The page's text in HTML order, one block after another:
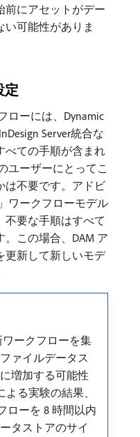
前にアセットがデー
い可能性がありま
定
ローには、Dynamic
Server統合な
べての手順が含まれ
ユーザーにとってこ
は不要です。アドビ
ワークフローモデル
不要な手順はすべて
この場合、DAM ア
更新して新しいモデ
ワークフローを集
ァイルデータス
増加する可能性
よる実験の結果、
ローを 8 時間以内
タストアのサイ